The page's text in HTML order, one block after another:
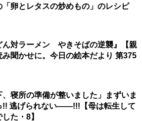
「卵とレタスの炒めもの」のレシピ
ん対ラーメン やきそばの逆襲』【親
み聞かせに。今日の絵本だより 第375
、寝所の準備が整いました」まずいま
!! 逃げられない――!!!【母は転生して
た・8】